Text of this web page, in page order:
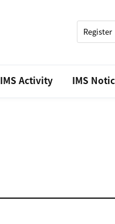
Register
IMS Activity IMS